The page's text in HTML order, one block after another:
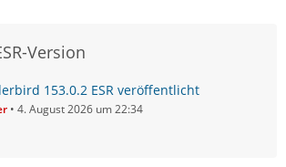
Version
153.0.2 ESR veröffentlicht
4. August 2026 um 22:34